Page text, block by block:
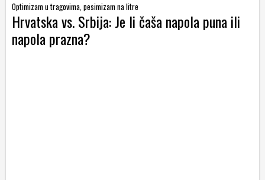
Optimizam u tragovima, pesimizam na litre
Hrvatska vs. Srbija: Je li čaša napola puna ili
napola prazna?